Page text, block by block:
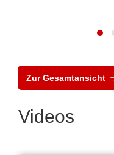
Zur Gesamtansicht
Videos